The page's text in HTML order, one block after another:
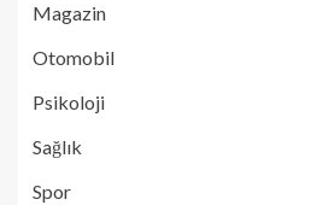
Magazin
Otomobil
Psikoloji
Sağlık
Spor